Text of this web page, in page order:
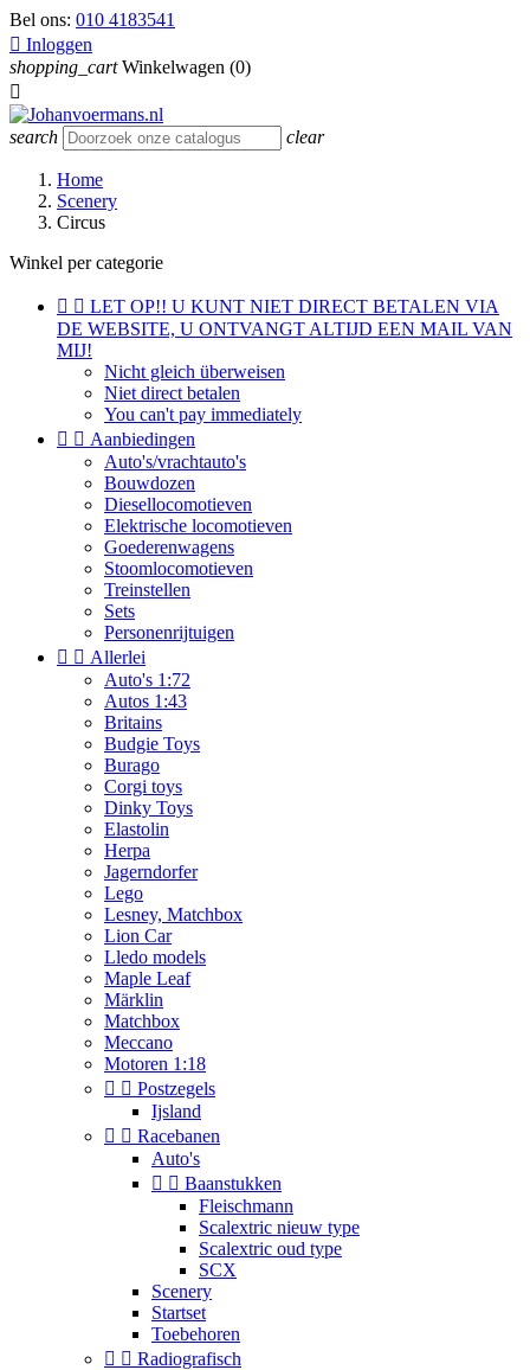
Bel ons: 010 4183541
 Inloggen
shopping_cart Winkelwagen (0)

search clear
Home
Scenery
Circus
Winkel per categorie
  LET OP!! U KUNT NIET DIRECT BETALEN VIA
DE WEBSITE, U ONTVANGT ALTIJD EEN MAIL VAN
MIJ!
Nicht gleich überweisen
Niet direct betalen
You can't pay immediately
  Aanbiedingen
Auto's/vrachtauto's
Bouwdozen
Diesellocomotieven
Elektrische locomotieven
Goederenwagens
Stoomlocomotieven
Treinstellen
Sets
Personenrijtuigen
  Allerlei
Auto's 1:72
Autos 1:43
Britains
Budgie Toys
Burago
Corgi toys
Dinky Toys
Elastolin
Herpa
Jagerndorfer
Lego
Lesney, Matchbox
Lion Car
Lledo models
Maple Leaf
Märklin
Matchbox
Meccano
Motoren 1:18
  Postzegels
Ijsland
  Racebanen
Auto's
  Baanstukken
Fleischmann
Scalextric nieuw type
Scalextric oud type
SCX
Scenery
Startset
Toebehoren
  Radiografisch